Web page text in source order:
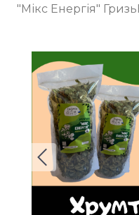
"Мікс Енергія"